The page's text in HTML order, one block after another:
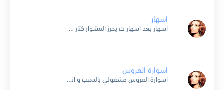
اسهار
اسهار بعد اسهار ت يحرز المشوار كتار هو زوار شوي وبيفلوا وعنا الحلا كله وعنا القمر بالدار ورد وحكي وأشعار بس اسهار بيتك بعيد وليل ما بخليك ترجع أحق الناس...
اسوارة العروس
اسوارة العروس مشغولي بالدهب و انت مشغول بقلوب يا تراب الجنوب رسايل الغياب مكتوبه بالسهر و انت بالعز مكتوب يا تراب الجنوب و بتولع حروب و بتنطفي حروب و بتضلك...